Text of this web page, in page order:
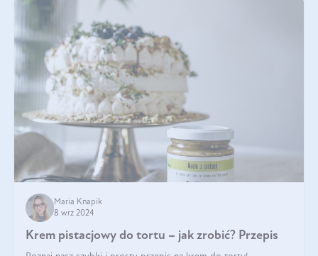
Maria Knapik
8 wrz 2024
Krem pistacjowy do tortu – jak zrobić? Przepis